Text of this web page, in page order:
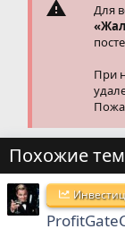
Для
При
Похожие